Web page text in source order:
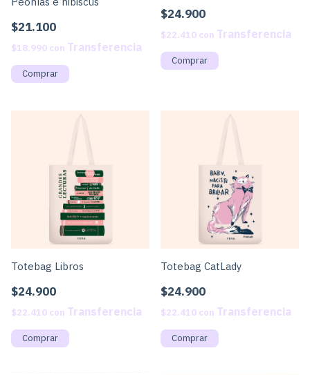
$21.100
$18.990 con
$24.900
$22.410 con
Totebag Libros
$24.900
$22.410 con
Totebag CatLady
$24.900
$22.410 con